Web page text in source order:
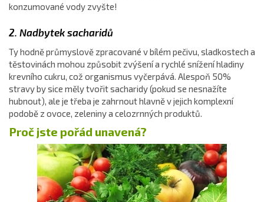
konzumované vody zvyšte!
2. Nadbytek sacharidů
Ty hodně průmyslově zpracované v bílém pečivu, sladkostech a
těstovinách mohou způsobit zvýšení a rychlé snížení hladiny
krevního cukru, což organismus vyčerpává. Alespoň 50%
stravy by sice měly tvořit sacharidy (pokud se nesnažíte
hubnout), ale je třeba je zahrnout hlavně v jejich komplexní
podobě z ovoce, zeleniny a celozrnných produktů.
Proč jste pořád unavená?